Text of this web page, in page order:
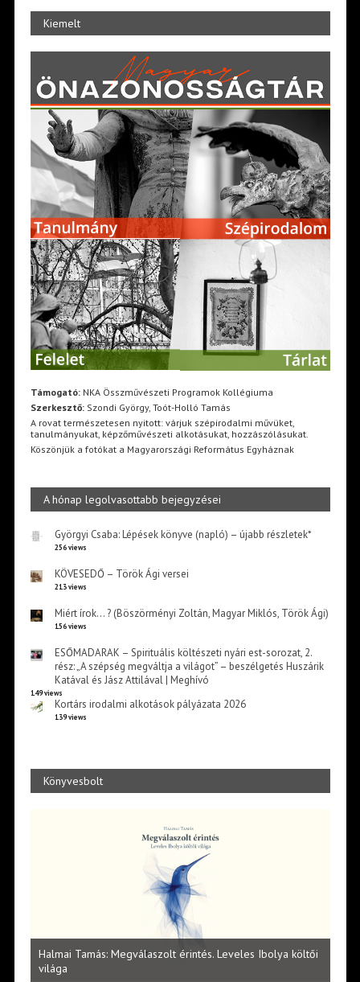
Kiemelt
Támogató:NKA Összművészeti Programok Kollégiuma
Szerkesztő:Szondi György, Toót-Holló Tamás
A rovat természetesen nyitott: várjuk szépirodalmi művüket,
tanulmányukat, képzőművészeti alkotásukat, hozzászólásukat.
Köszönjük a fotókat a Magyarországi Református Egyháznak
A hónap legolvasottabb bejegyzései
Györgyi Csaba: Lépések könyve (napló) – újabb részletek*
256 views
KÖVESEDŐ – Török Ági versei
213 views
Miért írok… ? (Böszörményi Zoltán, Magyar Miklós, Török Ági)
156 views
ESŐMADARAK – Spirituális költészeti nyári est-sorozat, 2.
rész: „A szépség megváltja a világot” – beszélgetés Huszárik
Katával és Jász Attilával | Meghívó
149 views
Kortárs irodalmi alkotások pályázata 2026
139 views
Könyvesbolt
Halmai Tamás: Megválaszolt érintés. Leveles Ibolya költői
világa